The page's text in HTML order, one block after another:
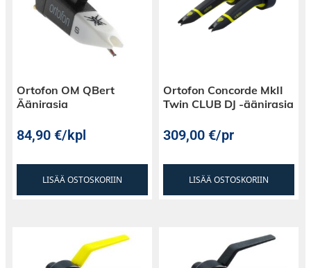
Ortofon OM QBert
Äänirasia
84,90€/kpl
LISÄÄ OSTOSKORIIN
Ortofon Concorde MkII
Twin CLUB DJ -äänirasia
309,00€/pr
LISÄÄ OSTOSKORIIN